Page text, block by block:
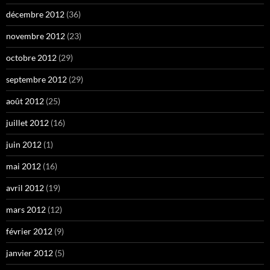
décembre 2012 (36)
novembre 2012 (23)
octobre 2012 (29)
septembre 2012 (29)
août 2012 (25)
juillet 2012 (16)
juin 2012 (1)
mai 2012 (16)
avril 2012 (19)
mars 2012 (12)
février 2012 (9)
janvier 2012 (5)